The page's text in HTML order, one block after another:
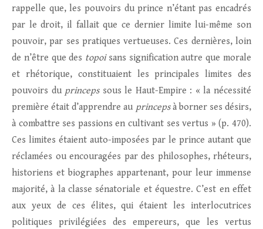
rappelle que, les pouvoirs du prince n’étant pas encadrés
par le droit, il fallait que ce dernier limite lui-même son
pouvoir, par ses pratiques vertueuses. Ces dernières, loin
de n’être que des topoi sans signification autre que morale
et rhétorique, constituaient les principales limites des
pouvoirs du princepssous le Haut-Empire : « la nécessité
première était d’apprendre au princepsà borner ses désirs,
à combattre ses passions en cultivant ses vertus » (p. 470).
Ces limites étaient auto-imposées par le prince autant que
réclamées ou encouragées par des philosophes, rhéteurs,
historiens et biographes appartenant, pour leur immense
majorité, à la classe sénatoriale et équestre. C’est en effet
aux yeux de ces élites, qui étaient les interlocutrices
politiques privilégiées des empereurs, que les vertus